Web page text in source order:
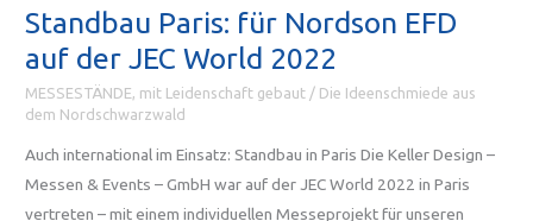
2024
Standbau Paris: für Nordson EFD
auf der JEC World 2022
MESSESTÄNDE, mit Leidenschaft gebaut / Die Ideenschmiede aus
dem Nordschwarzwald
Auch international im Einsatz: Standbau in Paris Die Keller Design –
Messen & Events – GmbH war auf der JEC World 2022 in Paris
vertreten – mit einem individuellen Messeprojekt für unseren